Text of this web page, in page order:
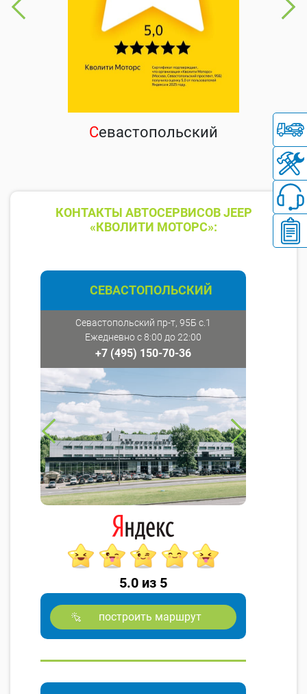
Севастопольский
КОНТАКТЫ АВТОСЕРВИСОВ JEEP
«КВОЛИТИ МОТОРС»:
СЕВАСТОПОЛЬСКИЙ
Севастопольский пр-т, 95Б с.1
Ежедневно с 8:00 до 22:00
+7 (495) 150-70-36
5.0 из 5
построить маршрут